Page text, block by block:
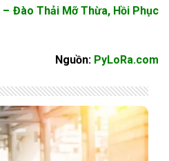
– Đào Thải Mỡ Thừa, Hồi Phục
Nguồn: PyLoRa.com